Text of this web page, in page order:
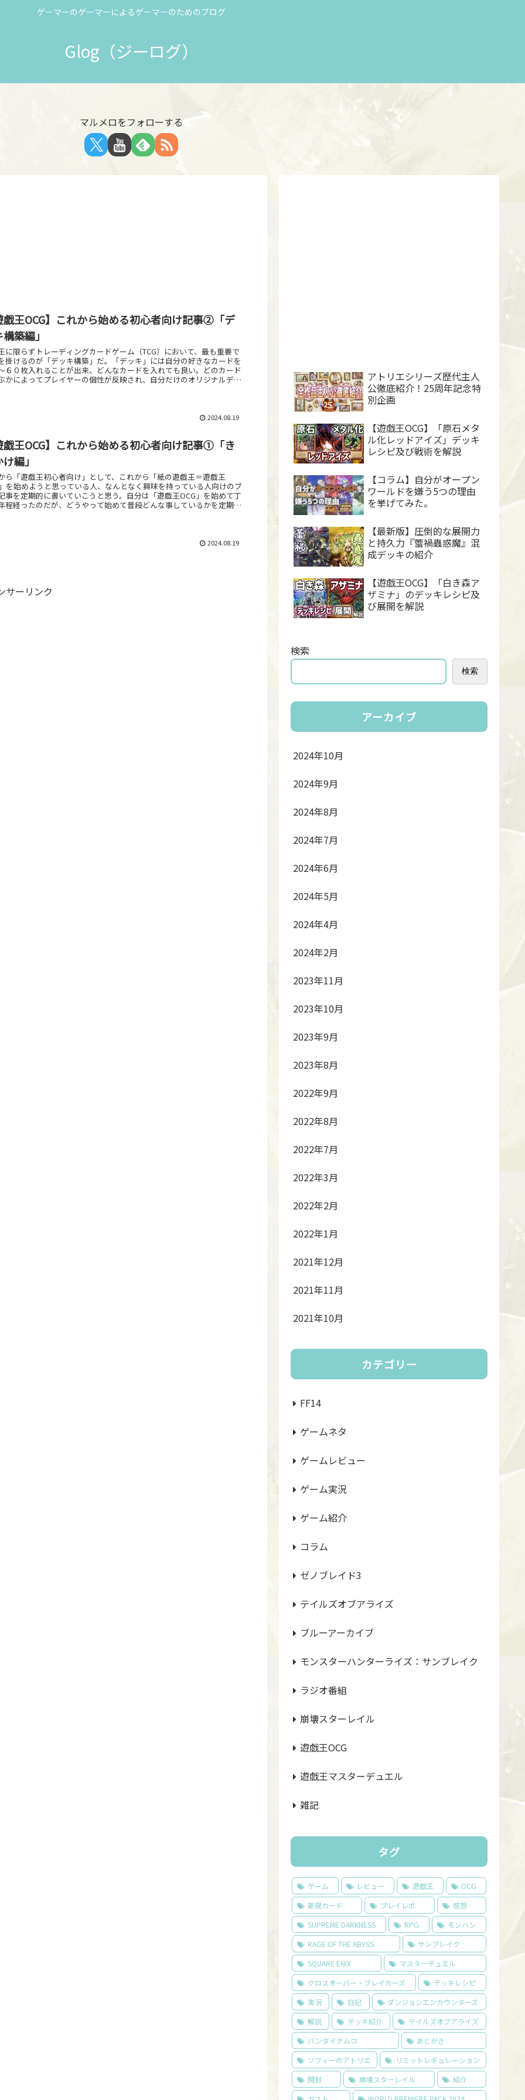
ゲーマーのゲーマーによるゲーマーのためのブログ
Glog（ジーログ）
マルメロをフォローする
戯王OCG】これから始める初心者向け記事②「デ
構築編」
に限らずトレーディングカードゲーム（TCG）において、最も重要で
掛けるのが「デッキ構築」だ。「デッキ」には自分の好きなカードを
６０枚入れることが出来、どんなカードを入れても良い。どのカード
かによってプレイヤーの個性が反映され、自分だけのオリジナルデッ
2024.08.19
戯王OCG】これから始める初心者向け記事①「き
け編」
ら「遊戯王初心者向け」として、これから「紙の遊戯王＝遊戯王
を始めようと思っている人、なんとなく興味を持っている人向けのブ
事を定期的に書いていこうと思う。自分は「遊戯王OCG」を始めて丁
程経ったのだが、どうやって始めて普段どんな事しているかを定期的
2024.08.19
サーリンク
アトリエシリーズ歴代主人
公徹底紹介！25周年記念特
別企画
【遊戯王OCG】「原石メタ
ル化レッドアイズ」デッキ
レシピ及び戦術を解説
【コラム】自分がオープン
ワールドを嫌う5つの理由
を挙げてみた。
【最新版】圧倒的な展開力
と持久力『蕾禍蟲惑魔』混
成デッキの紹介
【遊戯王OCG】「白き森ア
ザミナ」のデッキレシピ及
び展開を解説
検索
検索
アーカイブ
2024年10月
2024年9月
2024年8月
2024年7月
2024年6月
2024年5月
2024年4月
2024年2月
2023年11月
2023年10月
2023年9月
2023年8月
2022年9月
2022年8月
2022年7月
2022年3月
2022年2月
2022年1月
2021年12月
2021年11月
2021年10月
カテゴリー
FF14
ゲームネタ
ゲームレビュー
ゲーム実況
ゲーム紹介
コラム
ゼノブレイド3
テイルズオブアライズ
ブルーアーカイブ
モンスターハンターライズ：サンブレイク
ラジオ番組
崩壊スターレイル
遊戯王OCG
遊戯王マスターデュエル
雑記
タグ
ゲーム レビュー 遊戯王
OCG
新規カード
プレイレポ
感想
SUPREME DARKNESS
RPG
モンハン
RAGE OF THE ABYSS
サンブレイク
SQUARE ENIX
マスターデュエル
クロスオーバー・ブレイカーズ
デッキレシピ
実況
日記
ダンジョンエンカウンターズ
解説
デッキ紹介
テイルズオブアライズ
バンダイナムコ
あとがき
ソフィーのアトリエ
リミットレギュレーション
開封
崩壊スターレイル
紹介